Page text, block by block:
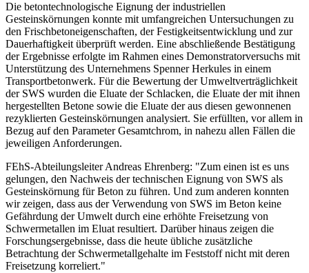
Die betontechnologische Eignung der industriellen
Gesteinskörnungen konnte mit umfangreichen Untersuchungen zu
den Frischbetoneigenschaften, der Festigkeitsentwicklung und zur
Dauerhaftigkeit überprüft werden. Eine abschließende Bestätigung
der Ergebnisse erfolgte im Rahmen eines Demonstratorversuchs mit
Unterstützung des Unternehmens Spenner Herkules in einem
Transportbetonwerk. Für die Bewertung der Umweltverträglichkeit
der SWS wurden die Eluate der Schlacken, die Eluate der mit ihnen
hergestellten Betone sowie die Eluate der aus diesen gewonnenen
rezyklierten Gesteinskörnungen analysiert. Sie erfüllten, vor allem in
Bezug auf den Parameter Gesamtchrom, in nahezu allen Fällen die
jeweiligen Anforderungen.
FEhS-Abteilungsleiter Andreas Ehrenberg: "Zum einen ist es uns
gelungen, den Nachweis der technischen Eignung von SWS als
Gesteinskörnung für Beton zu führen. Und zum anderen konnten
wir zeigen, dass aus der Verwendung von SWS im Beton keine
Gefährdung der Umwelt durch eine erhöhte Freisetzung von
Schwermetallen im Eluat resultiert. Darüber hinaus zeigen die
Forschungsergebnisse, dass die heute übliche zusätzliche
Betrachtung der Schwermetallgehalte im Feststoff nicht mit deren
Freisetzung korreliert."